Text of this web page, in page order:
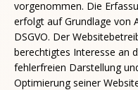
vorgenommen. Die
erfolgt auf Grundlage von
DSGVO. Der
berechtigtes Interesse an
fehlerfreien Darstellung
Optimierung seiner